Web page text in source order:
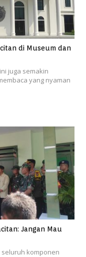
di Museum dan
juga semakin
yang nyaman
Jangan Mau
komponen